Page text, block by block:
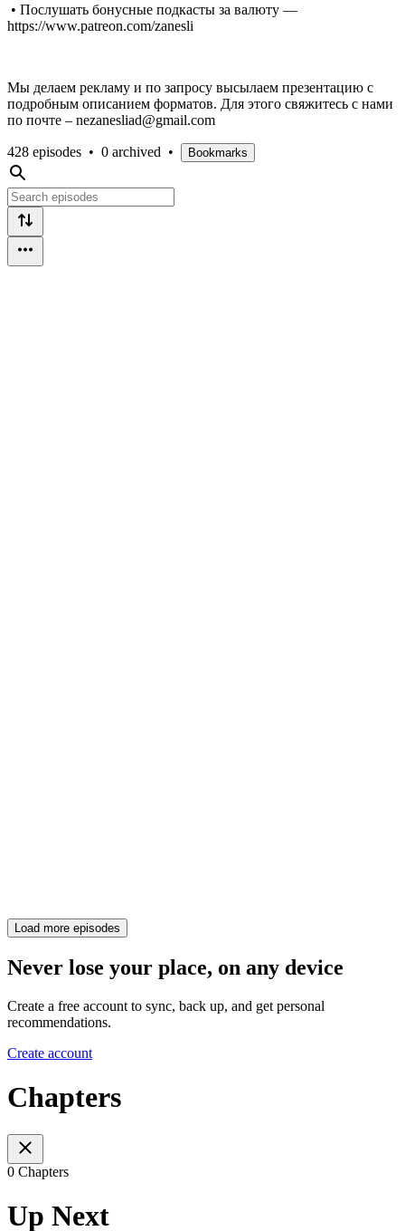
• Послушать бонусные подкасты за валюту —
https://www.patreon.com/zanesli
Мы делаем рекламу и по запросу высылаем презентацию с
подробным описанием форматов. Для этого свяжитесь с нами
по почте – nezanesliad@gmail.com
428 episodes • 0 archived • Bookmarks
Load more episodes
Never lose your place, on any device
Create a free account to sync, back up, and get personal
recommendations.
Create account
Chapters
0 Chapters
Up Next